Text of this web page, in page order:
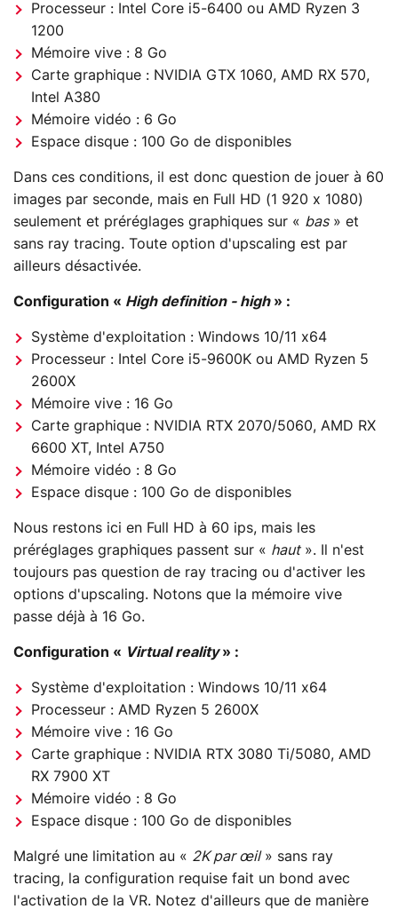
Processeur : Intel Core i5-6400 ou AMD Ryzen 3
1200
Mémoire vive : 8 Go
Carte graphique : NVIDIA GTX 1060, AMD RX 570,
Intel A380
Mémoire vidéo : 6 Go
Espace disque : 100 Go de disponibles
Dans ces conditions, il est donc question de jouer à 60
images par seconde, mais en Full HD (1 920 x 1080)
seulement et préréglages graphiques sur « bas» et
sans ray tracing. Toute option d'upscaling est par
ailleurs désactivée.
Configuration « High definition - high » :
Système d'exploitation : Windows 10/11 x64
Processeur : Intel Core i5-9600K ou AMD Ryzen 5
2600X
Mémoire vive : 16 Go
Carte graphique : NVIDIA RTX 2070/5060, AMD RX
6600 XT, Intel A750
Mémoire vidéo : 8 Go
Espace disque : 100 Go de disponibles
Nous restons ici en Full HD à 60 ips, mais les
préréglages graphiques passent sur « haut». Il n'est
toujours pas question de ray tracing ou d'activer les
options d'upscaling. Notons que la mémoire vive
passe déjà à 16 Go.
Configuration « Virtual reality» :
Système d'exploitation : Windows 10/11 x64
Processeur : AMD Ryzen 5 2600X
Mémoire vive : 16 Go
Carte graphique : NVIDIA RTX 3080 Ti/5080, AMD
RX 7900 XT
Mémoire vidéo : 8 Go
Espace disque : 100 Go de disponibles
Malgré une limitation au « 2K par œil» sans ray
tracing, la configuration requise fait un bond avec
l'activation de la VR. Notez d'ailleurs que de manière